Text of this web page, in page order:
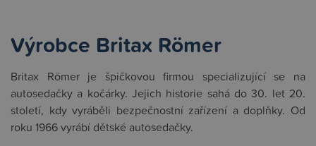
Výrobce Britax Römer
Britax Römer je špičkovou firmou specializující se na
autosedačky a kočárky. Jejich historie sahá do 30. let 20.
století, kdy vyráběli bezpečnostní zařízení a doplňky. Od
roku 1966 vyrábí dětské autosedačky.